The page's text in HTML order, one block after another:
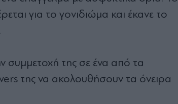
για το γονιδιώμα και έκανε το
συμμετοχή της σε ένα από τα
της να ακολουθήσουν τα όνειρα